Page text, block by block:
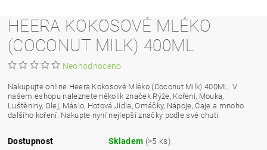
HEERA KOKOSOVÉ MLÉKO
(COCONUT MILK) 400ML
Neohodnoceno
Nakupujte online Heera Kokosové Mléko (Coconut Milk) 400ML. V
našem eshopu naleznete několik značek Rýže, Koření, Mouka,
Luštěniny, Olej, Máslo, Hotová Jídla, Omáčky, Nápoje, Čaje a mnoho
dalšího koření. Nakupte nyní nejlepší značky podle své chuti.
Dostupnost Skladem (>5 ks)